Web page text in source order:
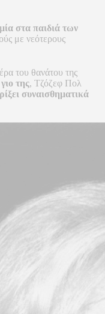
στα παιδιά των
με νεότερους
του θανάτου της
της, Τζόζεφ Πολ
συναισθηματικά